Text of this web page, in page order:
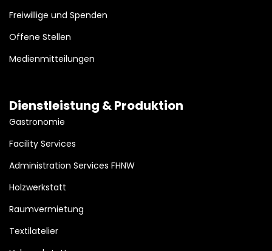
Freiwillige und Spenden
Offene Stellen
Medienmitteilungen
Dienstleistung & Produktion
Gastronomie
Facility Services
Administration Services FHNW
Holzwerkstatt
Raumvermietung
Textilatelier